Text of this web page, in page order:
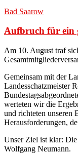
Bad Saarow
Aufbruch für ein
Am 10. August traf
Gemeinsam mit der
Landesschatzmeister
werteten wir die
und richteten unseren
Herausforderungen,
Unser Ziel ist klar:
Wolfgang Neumann.